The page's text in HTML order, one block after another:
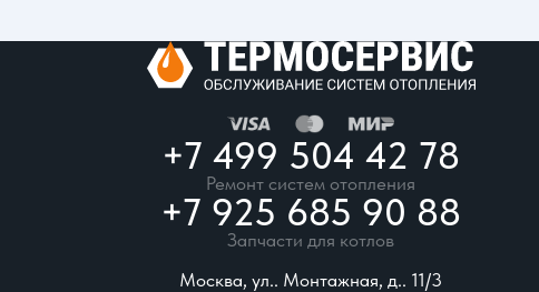
+7 499 504 42 78
Ремонт систем отопления
+7 925 685 90 88
Запчасти для котлов
Москва, ул.. Монтажная, д.. 11/3